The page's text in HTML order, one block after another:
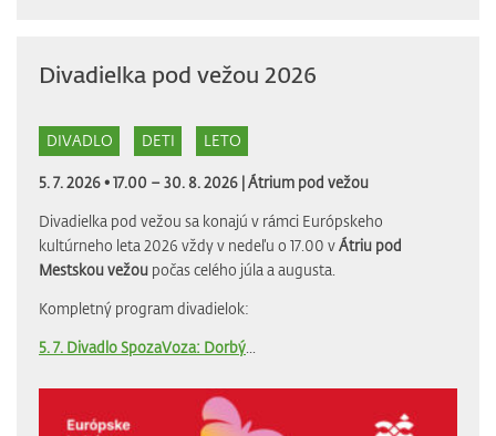
Divadielka pod vežou 2026
DIVADLO DETI LETO
5. 7. 2026 • 17.00 – 30. 8. 2026 |Átrium pod vežou
Divadielka pod vežou sa konajú v rámci Európskeho
kultúrneho leta 2026 vždy v nedeľu o 17.00 vÁtriu pod
Mestskou vežou počas celého júla a augusta.
Kompletný program divadielok:
5. 7. Divadlo SpozaVoza: Dorbý